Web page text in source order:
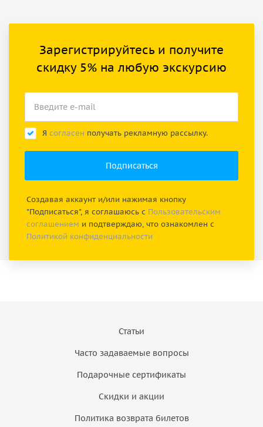
Зарегистрируйтесь и получите
скидку 5% на любую экскурсию
Я согласен получать рекламную рассылку.
Создавая аккаунт и/или нажимая кнопку
"Подписаться", я соглашаюсь с Пользовательским
соглашением и подтверждаю, что ознакомлен с
Политикой конфиденциальности
Статьи
Часто задаваемые вопросы
Подарочные сертификаты
Скидки и акции
Политика возврата билетов